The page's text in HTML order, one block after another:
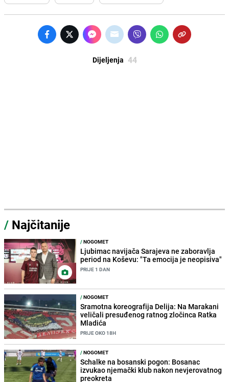
Dijeljenja 44
/ Najčitanije
/NOGOMET
Ljubimac navijača Sarajeva ne zaboravlja
period na Koševu: "Ta emocija je neopisiva"
PRIJE 1 DAN
/NOGOMET
Sramotna koreografija Delija: Na Marakani
veličali presuđenog ratnog zločinca Ratka
Mladića
PRIJE OKO 18H
/NOGOMET
Schalke na bosanski pogon: Bosanac
izvukao njemački klub nakon nevjerovatnog
preokreta